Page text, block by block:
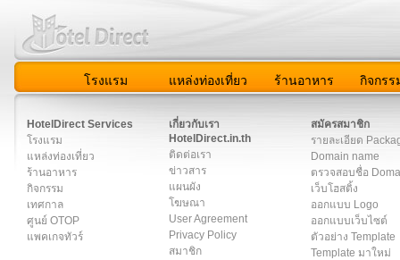
โรงแรม แหล่งท่องเที่ยว ร้านอาหาร กิจกรร
HotelDirect Services
โรงแรม
แหล่งท่องเที่ยว
ร้านอาหาร
กิจกรรม
เทศกาล
ศูนย์ OTOP
แพคเกจทัวร์
เกี่ยวกับเรา
HotelDirect.in.th
ติดต่อเรา
ข่าวสาร
แผนผัง
โฆษณา
User Agreement
Privacy Policy
สมาชิก
สมัครสมาชิก
รายละเอียด
Domain name
ตรวจสอบชื่อ
เว็บโฮสติ้ง
ออกแบบ Logo
ออกแบบเว็บไซต์
ตัวอย่าง Template
Template มาใหม่